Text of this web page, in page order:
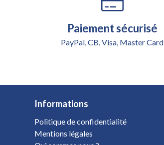
Paiement sécurisé
PayPal, CB, Visa, Master Card
Informations
Politique de confidentialité
Mentions légales